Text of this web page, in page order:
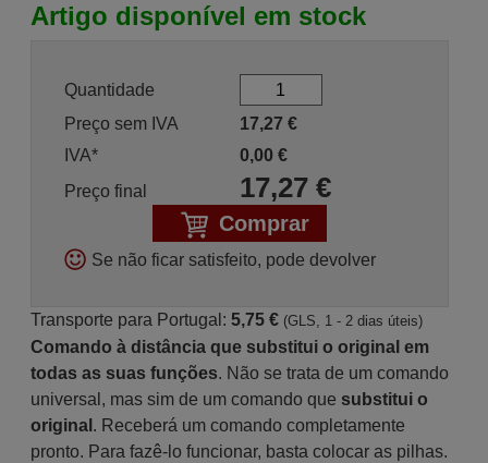
Artigo disponível em stock
Quantidade
Preço sem IVA
17,27 €
IVA*
0,00 €
Preço final
17,27€
Comprar
Se não ficar satisfeito, pode devolver
Transporte para Portugal: 5,75 € (GLS, 1 - 2 dias úteis)
Comando à distância que substitui o original em
todas as suas funções. Não se trata de um comando
universal, mas sim de um comando que substitui o
original . Receberá um comando completamente
pronto. Para fazê-lo funcionar, basta colocar as pilhas.